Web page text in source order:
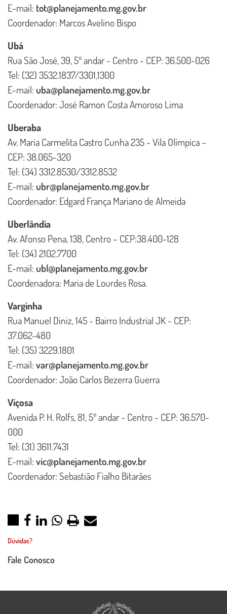
E-mail: tot@planejamento.mg.gov.br
Coordenador: Marcos Avelino Bispo
Ubá
Rua São José, 39, 5º andar - Centro - CEP: 36.500-026
Tel: (32) 3532.1837/3301.1300
E-mail: uba@planejamento.mg.gov.br
Coordenador: José Ramon Costa Amoroso Lima
Uberaba
Av. Maria Carmelita Castro Cunha 235 - Vila Olímpica –
CEP: 38.065-320
Tel: (34) 3312.8530/3312.8532
E-mail: ubr@planejamento.mg.gov.br
Coordenador: Edgard França Mariano de Almeida
Uberlândia
Av. Afonso Pena, 138, Centro – CEP:38.400-128
Tel: (34) 2102.7700
E-mail: ubl@planejamento.mg.gov.br
Coordenadora: Maria de Lourdes Rosa.
Varginha
Rua Manuel Diniz, 145 - Bairro Industrial JK - CEP:
37.062-480
Tel: (35) 3229.1801
E-mail: var@planejamento.mg.gov.br
Coordenador: João Carlos Bezerra Guerra
Viçosa
Avenida P. H. Rolfs, 81, 5º andar - Centro - CEP: 36.570-
000
Tel: (31) 3611.7431
E-mail: vic@planejamento.mg.gov.br
Coordenador: Sebastião Fialho Bitarães
Dúvidas?
Fale Conosco
Imagem